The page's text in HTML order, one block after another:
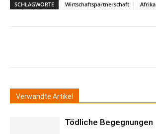
SCHLAGWORTE Wirtschaftspartnerschaft Afrika
Verwandte Artikel
Tödliche Begegnungen